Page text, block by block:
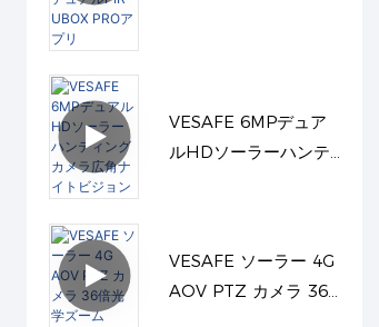
VESAFE 6MPデュア
ルHDソーラーハンテ
VESAFE ソーラー 4G
AOV PTZ カメラ 36